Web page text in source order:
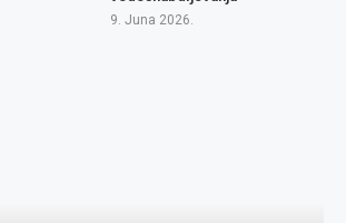
9. Juna 2026.